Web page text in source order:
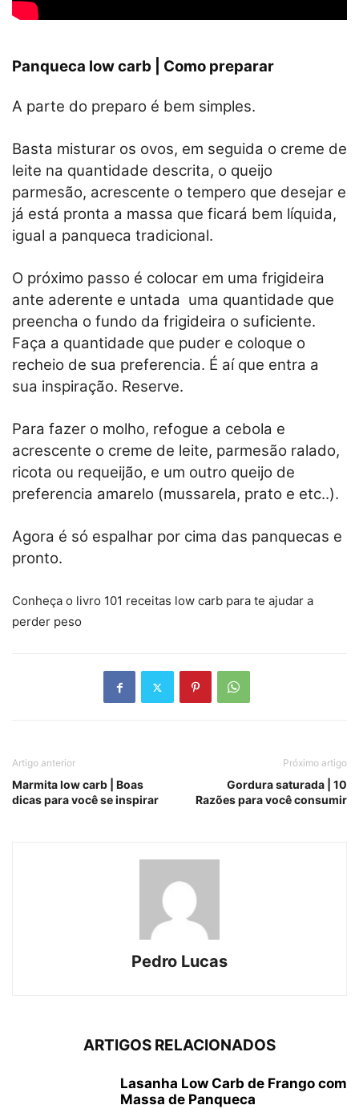
Panqueca low carb | Como preparar
A parte do preparo é bem simples.
Basta misturar os ovos, em seguida o creme de
leite na quantidade descrita, o queijo
parmesão, acrescente o tempero que desejar e
já está pronta a massa que ficará bem líquida,
igual a panqueca tradicional.
O próximo passo é colocar em uma frigideira
ante aderente e untada uma quantidade que
preencha o fundo da frigideira o suficiente.
Faça a quantidade que puder e coloque o
recheio de sua preferencia. É aí que entra a
sua inspiração. Reserve.
Para fazer o molho, refogue a cebola e
acrescente o creme de leite, parmesão ralado,
ricota ou requeijão, e um outro queijo de
preferencia amarelo (mussarela, prato e etc..).
Agora é só espalhar por cima das panquecas e
pronto.
Conheça o livro 101 receitas low carb para te ajudar a
perder peso
Artigo anterior
Marmita low carb | Boas
dicas para você se inspirar
Próximo artigo
Gordura saturada | 10
Razões para você consumir
Pedro Lucas
ARTIGOS RELACIONADOS
Lasanha Low Carb de Frango com
Massa de Panqueca